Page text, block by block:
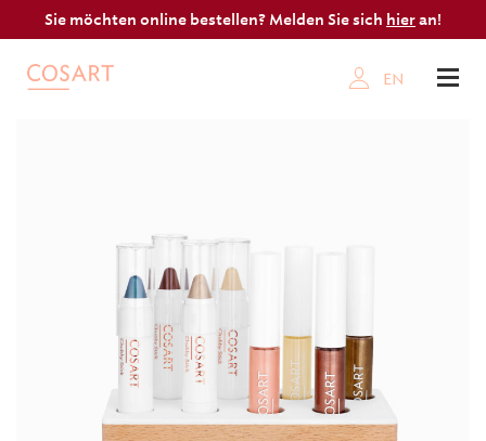
Sie möchten online bestellen? Melden Sie sich hieran!
EN